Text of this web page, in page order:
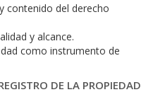
contenido del derecho
y alcance.
como instrumento de
DE LA PROPIEDAD